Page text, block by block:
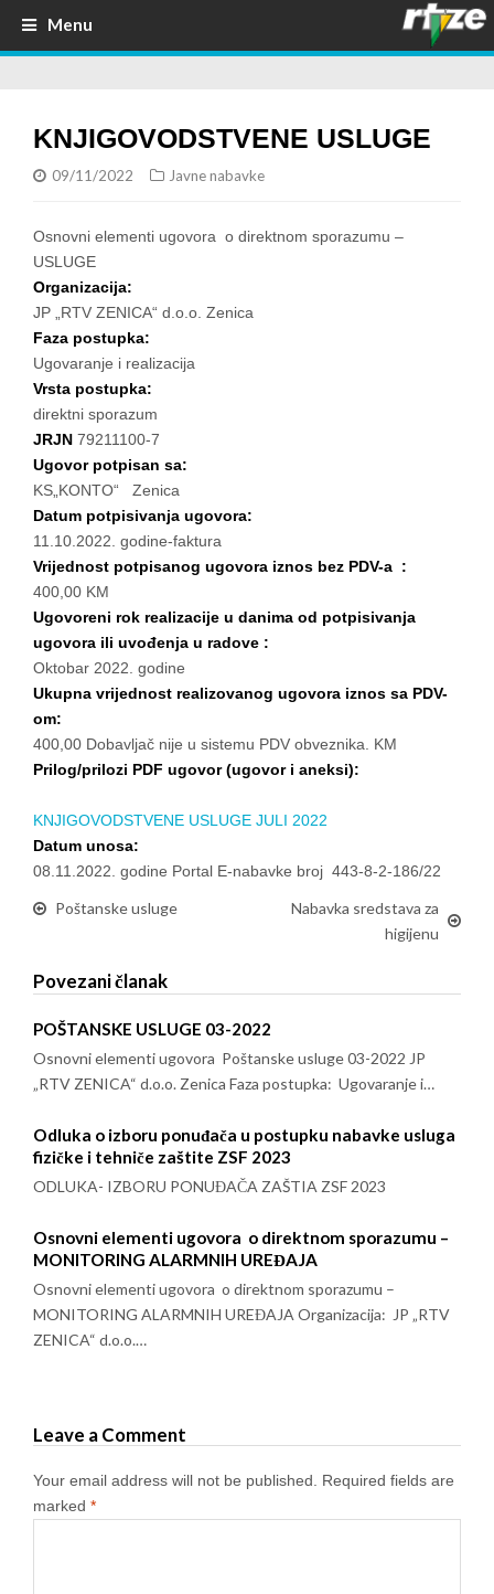
Menu
KNJIGOVODSTVENE USLUGE
09/11/2022 Javne nabavke
Osnovni elementi ugovora o direktnom sporazumu –
USLUGE
Organizacija:
JP „RTV ZENICA“ d.o.o. Zenica
Faza postupka:
Ugovaranje i realizacija
Vrsta postupka:
direktni sporazum
JRJN 79211100-7
Ugovor potpisan sa:
KS„KONTO“ Zenica
Datum potpisivanja ugovora:
11.10.2022. godine-faktura
Vrijednost potpisanog ugovora iznos bez PDV-a :
400,00 KM
Ugovoreni rok realizacije u danima od potpisivanja
ugovora ili uvođenja u radove :
Oktobar 2022. godine
Ukupna vrijednost realizovanog ugovora iznos sa PDV-
om:
400,00 Dobavljač nije u sistemu PDV obveznika. KM
Prilog/prilozi PDF ugovor (ugovor i aneksi):
KNJIGOVODSTVENE USLUGE JULI 2022
Datum unosa:
08.11.2022. godine Portal E-nabavke broj 443-8-2-186/22
Poštanske usluge
Nabavka sredstava za
higijenu
Povezani članak
POŠTANSKE USLUGE 03-2022
Osnovni elementi ugovora Poštanske usluge 03-2022 JP
„RTV ZENICA“ d.o.o. Zenica Faza postupka: Ugovaranje i…
Odluka o izboru ponuđača u postupku nabavke usluga
fizičke i tehniče zaštite ZSF 2023
ODLUKA- IZBORU PONUĐAČA ZAŠTIA ZSF 2023
Osnovni elementi ugovora o direktnom sporazumu –
MONITORING ALARMNIH UREĐAJA
Osnovni elementi ugovora o direktnom sporazumu –
MONITORING ALARMNIH UREĐAJA Organizacija: JP „RTV
ZENICA“ d.o.o.…
Leave a Comment
Your email address will not be published.
Required fields are
marked *